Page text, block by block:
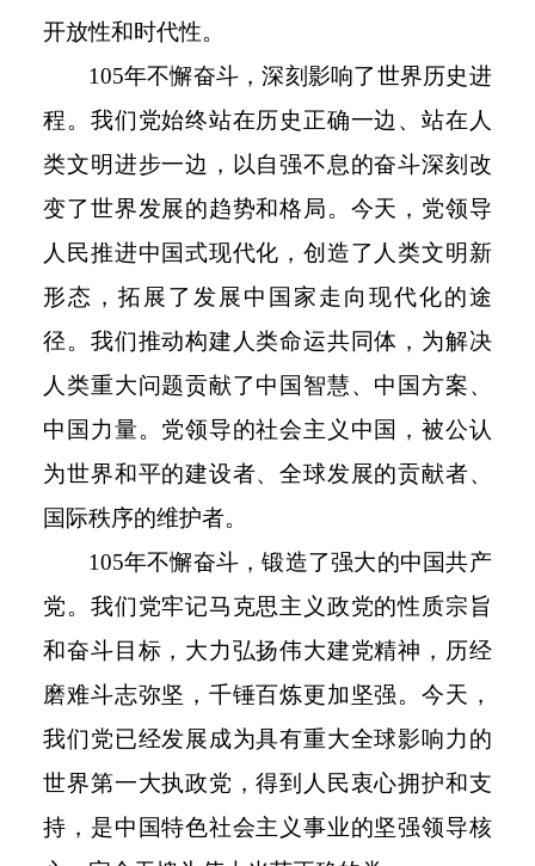
开放性和时代性。
105年不懈奋斗，深刻影响了世界历史进
程。我们党始终站在历史正确一边、站在人
类文明进步一边，以自强不息的奋斗深刻改
变了世界发展的趋势和格局。今天，党领导
人民推进中国式现代化，创造了人类文明新
形态，拓展了发展中国家走向现代化的途
径。我们推动构建人类命运共同体，为解决
人类重大问题贡献了中国智慧、中国方案、
中国力量。党领导的社会主义中国，被公认
为世界和平的建设者、全球发展的贡献者、
国际秩序的维护者。
105年不懈奋斗，锻造了强大的中国共产
党。我们党牢记马克思主义政党的性质宗旨
和奋斗目标，大力弘扬伟大建党精神，历经
磨难斗志弥坚，千锤百炼更加坚强。今天，
我们党已经发展成为具有重大全球影响力的
世界第一大执政党，得到人民衷心拥护和支
持，是中国特色社会主义事业的坚强领导核